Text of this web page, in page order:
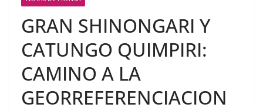
GRAN SHINONGARI Y
CATUNGO QUIMPIRI:
CAMINO A LA
GEORREFERENCIACION